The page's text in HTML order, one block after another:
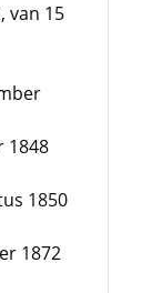
van 15
1848
1850
1872